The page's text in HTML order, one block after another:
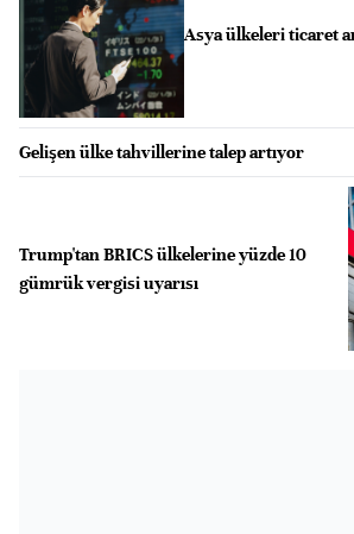
Asya ülkeleri ticaret
Gelişen ülke tahvillerine talep artıyor
Trump'tan BRICS ülkelerine yüzde 10
gümrük vergisi uyarısı